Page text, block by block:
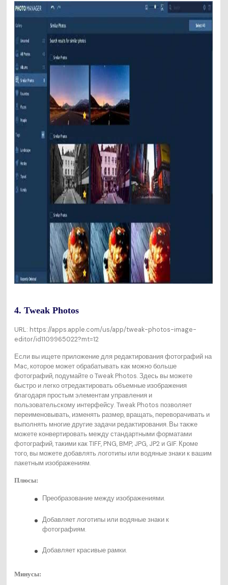
4. Tweak Photos
URL: https://apps.apple.com/us/app/tweak-photos-image-
editor/id1109965022?mt=12
Если вы ищете приложение для редактирования фотографий на
Mac, которое может обрабатывать как можно больше
фотографий, подумайте о Tweak Photos. Здесь вы можете
быстро и легко отредактировать объемные изображения
благодаря простым элементам управления и
пользовательскому интерфейсу. Tweak Photos позволяет
переименовывать, изменять размер, вращать, переворачивать и
выполнять многие другие задачи редактирования. Вы также
можете конвертировать между стандартными форматами
фотографий, такими как TIFF, PNG, BMP, JPG, JP2 и GIF. Кроме
того, вы можете добавлять логотипы или водяные знаки к вашим
пакетным изображениям.
Плюсы:
Преобразование между изображениями.
Добавляет логотипы или водяные знаки к
фотографиям.
Добавляет красивые рамки.
Минусы: